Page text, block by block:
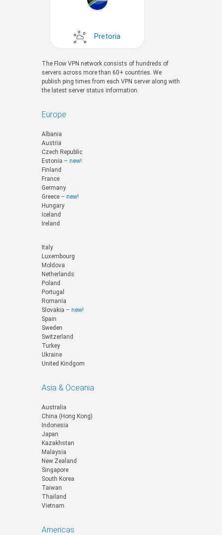
Pretoria
The Flow VPN network consists of hundreds of
servers across more than 60+ countries. We
publish ping times from each VPN server along with
the latest server status information.
Europe
Albania
Austria
Czech Republic
Estonia – new!
Finland
France
Germany
Greece – new!
Hungary
Iceland
Ireland
Italy
Luxembourg
Moldova
Netherlands
Poland
Portugal
Romania
Slovakia – new!
Spain
Sweden
Switzerland
Turkey
Ukraine
United Kindgom
Asia & Oceania
Australia
China (Hong Kong)
Indonesia
Japan
Kazakhstan
Malaysia
New Zealand
Singapore
South Korea
Taiwan
Thailand
Vietnam
Americas